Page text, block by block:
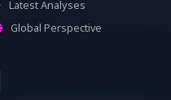
Latest Analyses
Global Perspective